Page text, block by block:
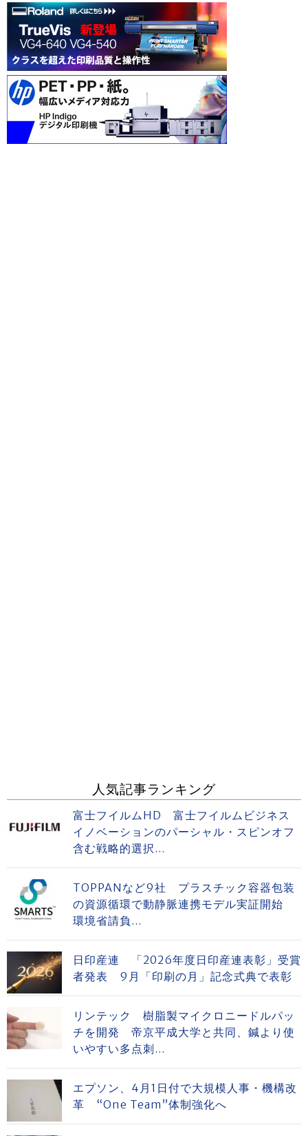
人気記事ランキング
富士フイルムHD 富士フイルムビジネス
イノベーションのパーシャル・スピンオフ
含む戦略的選択...
TOPPANなど9社 プラスチック容器包装
の資源循環で動静脈連携モデル実証開始
環境省請負...
日印産連 「2026年度日印産連表彰」受賞
者発表 9月「印刷の月」記念式典で表彰
リンテック 樹脂製マイクロニードルパッ
チを開発 帝京平成大学と共同、鍼より使
いやすい多点刺...
エプソン、4月1日付で大規模人事・機構改
革 “One Team”体制強化へ